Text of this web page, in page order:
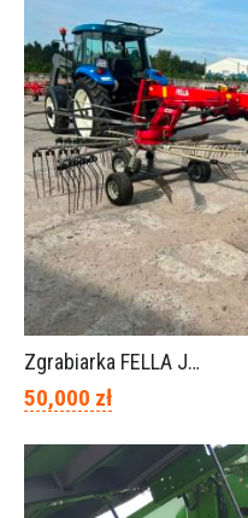
Zgrabiarka FELLA JURA 1402
50,000 zł